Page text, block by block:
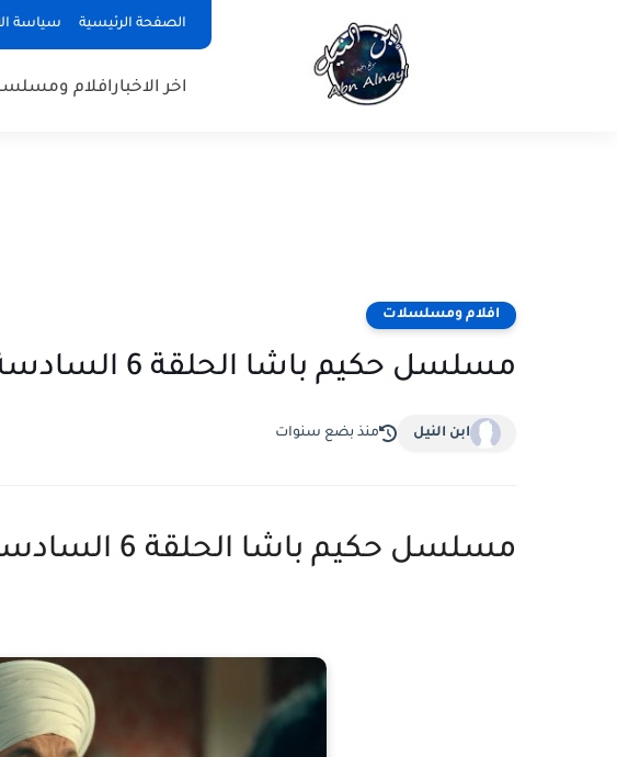
الصفحة الرئيسية سياسة
اخر الاخبارافلام
افلام ومسلسلات
مسلسل حكيم باشا الحلقة 6 السادسة اون لاين
ابن النيل منذ بضع سنوات
مسلسل حكيم باشا الحلقة 6 السادسة اون لاين